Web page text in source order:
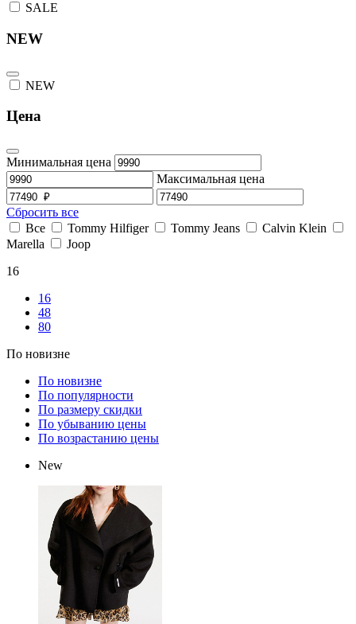
SALE
NEW
NEW
Цена
Минимальная цена
Максимальная цена
Сбросить все
Все
Tommy Hilfiger Tommy Jeans
Calvin Klein
Marella
Joop
16
16
48
80
По новизне
По новизне
По популярности
По размеру скидки
По убыванию цены
По возрастанию цены
New